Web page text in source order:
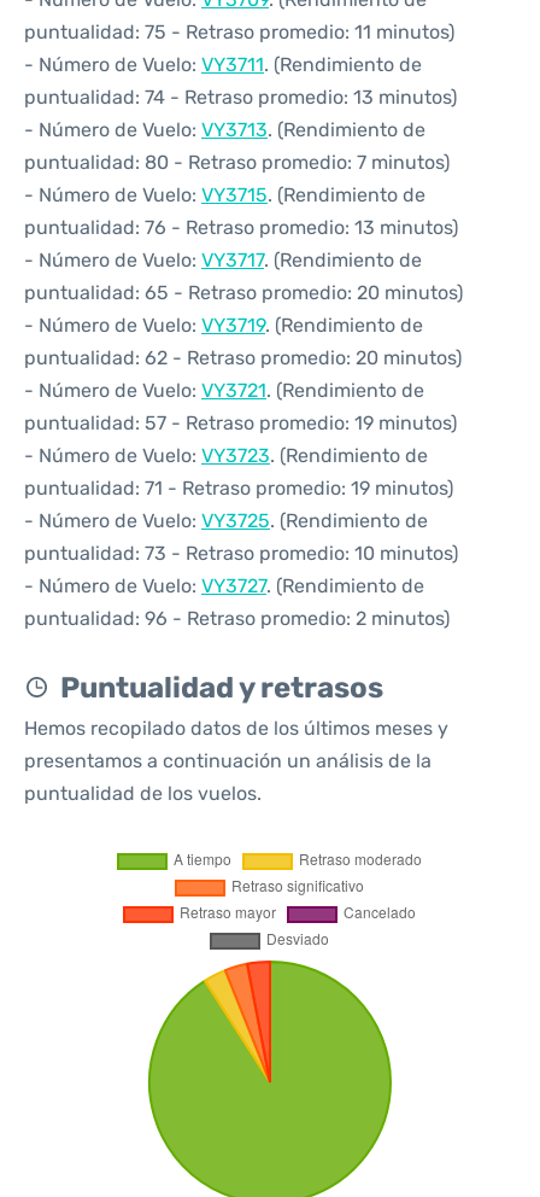
puntualidad: 75 - Retraso promedio: 11 minutos)
- Número de Vuelo: VY3711. (Rendimiento de
puntualidad: 74 - Retraso promedio: 13 minutos)
- Número de Vuelo: VY3713. (Rendimiento de
puntualidad: 80 - Retraso promedio: 7 minutos)
- Número de Vuelo: VY3715. (Rendimiento de
puntualidad: 76 - Retraso promedio: 13 minutos)
- Número de Vuelo: VY3717. (Rendimiento de
puntualidad: 65 - Retraso promedio: 20 minutos)
- Número de Vuelo: VY3719. (Rendimiento de
puntualidad: 62 - Retraso promedio: 20 minutos)
- Número de Vuelo: VY3721. (Rendimiento de
puntualidad: 57 - Retraso promedio: 19 minutos)
- Número de Vuelo: VY3723. (Rendimiento de
puntualidad: 71 - Retraso promedio: 19 minutos)
- Número de Vuelo: VY3725. (Rendimiento de
puntualidad: 73 - Retraso promedio: 10 minutos)
- Número de Vuelo: VY3727. (Rendimiento de
puntualidad: 96 - Retraso promedio: 2 minutos)
Puntualidad y retrasos
Hemos recopilado datos de los últimos meses y
presentamos a continuación un análisis de la
puntualidad de los vuelos.